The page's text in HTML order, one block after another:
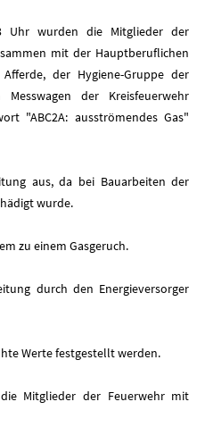
Uhr wurden die Mitglieder der
mit der Hauptberuflichen
der Hygiene-Gruppe der
der Kreisfeuerwehr
"ABC2A: ausströmendes Gas"
aus, da bei Bauarbeiten der
wurde.
zu einem Gasgeruch.
durch den Energieversorger
Werte festgestellt werden.
Mitglieder der Feuerwehr mit